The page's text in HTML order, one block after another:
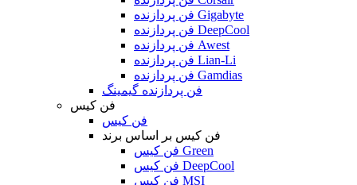
فن پردازنده Gigabyte
فن پردازنده DeepCool
فن پردازنده Awest
فن پردازنده Lian-Li
فن پردازنده Gamdias
فن پردازنده گیمینگ
فن کیس
فن کیس
فن کیس بر اساس برند
فن کیس Green
فن کیس DeepCool
فن کیس MSI